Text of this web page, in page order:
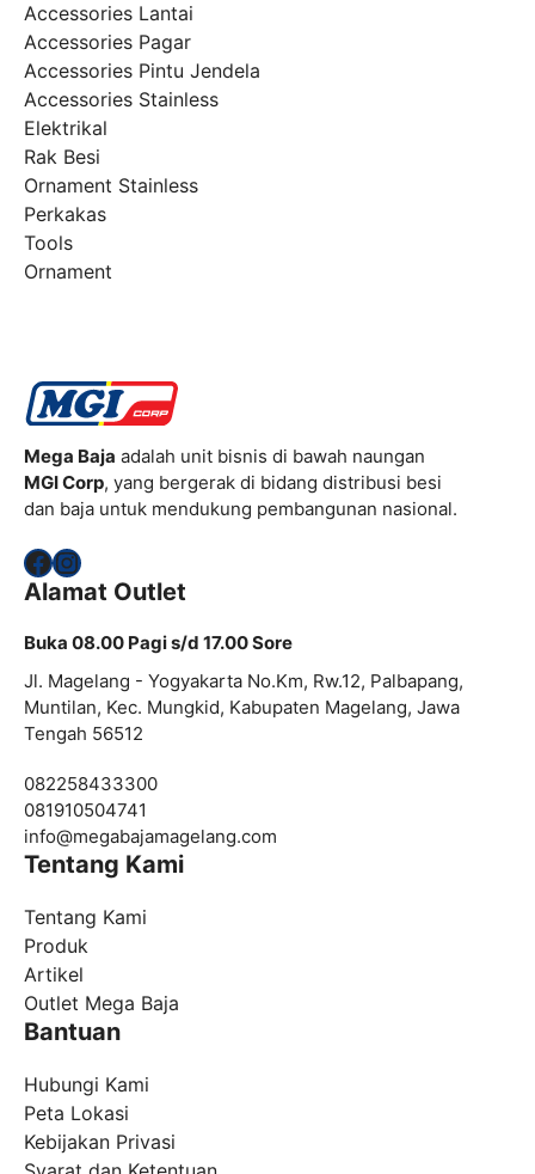
Accessories Lantai
Accessories Pagar
Accessories Pintu Jendela
Accessories Stainless
Elektrikal
Rak Besi
Ornament Stainless
Perkakas
Tools
Ornament
Mega Baja adalah unit bisnis di bawah naungan
MGI Corp, yang bergerak di bidang distribusi besi
dan baja untuk mendukung pembangunan nasional.
Facebook
Instagram
Alamat Outlet
Buka 08.00 Pagi s/d 17.00 Sore
Jl. Magelang - Yogyakarta No.Km, Rw.12, Palbapang,
Muntilan, Kec. Mungkid, Kabupaten Magelang, Jawa
Tengah 56512
082258433300
081910504741
info@megabajamagelang.com
Tentang Kami
Tentang Kami
Produk
Artikel
Outlet Mega Baja
Bantuan
Hubungi Kami
Peta Lokasi
Kebijakan Privasi